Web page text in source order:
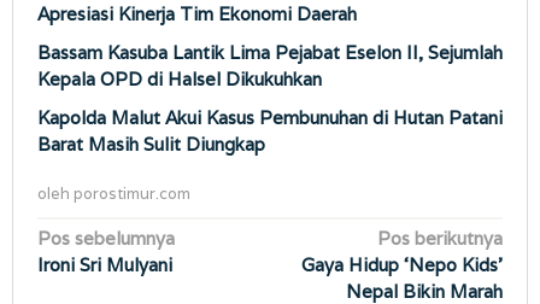
Apresiasi Kinerja Tim Ekonomi Daerah
Bassam Kasuba Lantik Lima Pejabat Eselon II, Sejumlah
Kepala OPD di Halsel Dikukuhkan
Kapolda Malut Akui Kasus Pembunuhan di Hutan Patani
Barat Masih Sulit Diungkap
oleh porostimur.com
Navigasi
pos
Pos sebelumnya
Ironi Sri Mulyani
Pos berikutnya
Gaya Hidup ‘Nepo Kids’
Nepal Bikin Marah